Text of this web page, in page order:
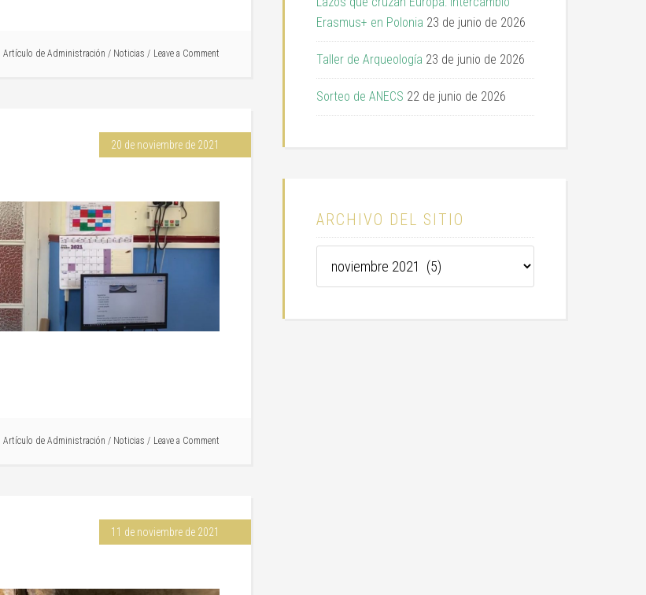
Artículo de Administración / Noticias Leave a Comment
20 de noviembre de 2021
Artículo de Administración / Noticias Leave a Comment
11 de noviembre de 2021
Erasmus+ en Polonia 23 de junio de 2026
Taller de Arqueología 23 de junio de 2026
Sorteo de ANECS 22 de junio de 2026
ARCHIVO DEL SITIO